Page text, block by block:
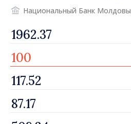
Национальный Банк Молдовы